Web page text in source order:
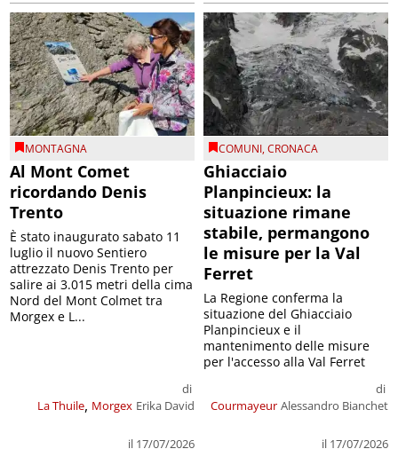
MONTAGNA
Al Mont Comet
ricordando Denis
Trento
La Thuile, Morgex
di
Erika David
il 17/07/2026
È stato inaugurato sabato 11
luglio il nuovo Sentiero
attrezzato Denis Trento per
salire ai 3.015 metri della cima
Nord del Mont Colmet tra
Morgex e L...
COMUNI,CRONACA
Ghiacciaio
Planpincieux: la
situazione rimane
stabile, permangono
le misure per la Val
Ferret
Courmayeur
di
Alessandro Bianchet
il 17/07/2026
La Regione conferma la
situazione del Ghiacciaio
Planpincieux e il
mantenimento delle misure
per l'accesso alla Val Ferret